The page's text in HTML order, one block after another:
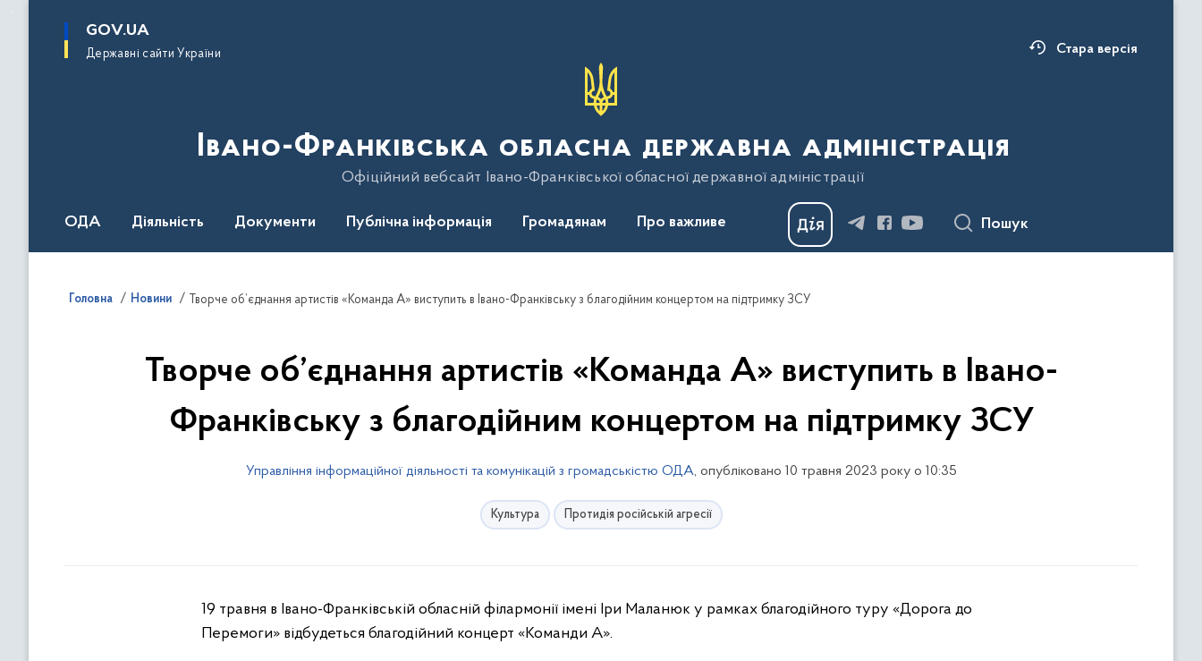
основного
GOV.UA
Державні сайти України Стара версія
Івано-Франківська обласна державна адміністрація
Офіційний вебсайт Івано-Франківської обласної державної адміністрації
ОДА Діяльність Документи Публічна інформація Громадянам Про важливе Пошук
Головна Новини Творче об’єднання артистів «Команда А» виступить в Івано-Франківську з благодійним концертом на підтримку ЗСУ
Творче об’єднання артистів «Команда А» виступить в Івано-
Франківську з благодійним концертом на підтримку ЗСУ
Управління інформаційної діяльності та комунікацій з громадськістю ОДА, опубліковано 10 травня 2023 року о 10:35
Культура Протидія російській агресії
19 травня в Івано-Франківській обласній філармонії імені Іри Маланюк у рамках благодійного туру «Дорога до
Перемоги» відбудеться благодійний концерт «Команди А».